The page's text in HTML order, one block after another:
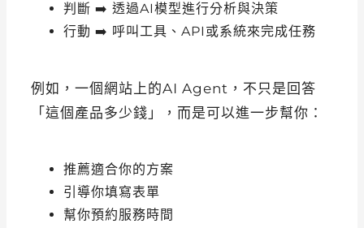
判斷 ➡️ 透過AI模型進行分析與決策
行動 ➡️ 呼叫工具、API或系統來完成任務
例如，一個網站上的AI Agent，不只是回答
「這個產品多少錢」，而是可以進一步幫你：
推薦適合你的方案
引導你填寫表單
幫你預約服務時間